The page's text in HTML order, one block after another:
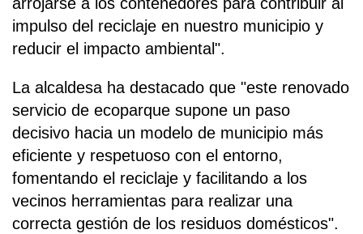
impulso del reciclaje en nuestro municipio y
reducir el impacto ambiental".
La alcaldesa ha destacado que "este renovado
servicio de ecoparque supone un paso
decisivo hacia un modelo de municipio más
eficiente y respetuoso con el entorno,
fomentando el reciclaje y facilitando a los
vecinos herramientas para realizar una
correcta gestión de los residuos domésticos".